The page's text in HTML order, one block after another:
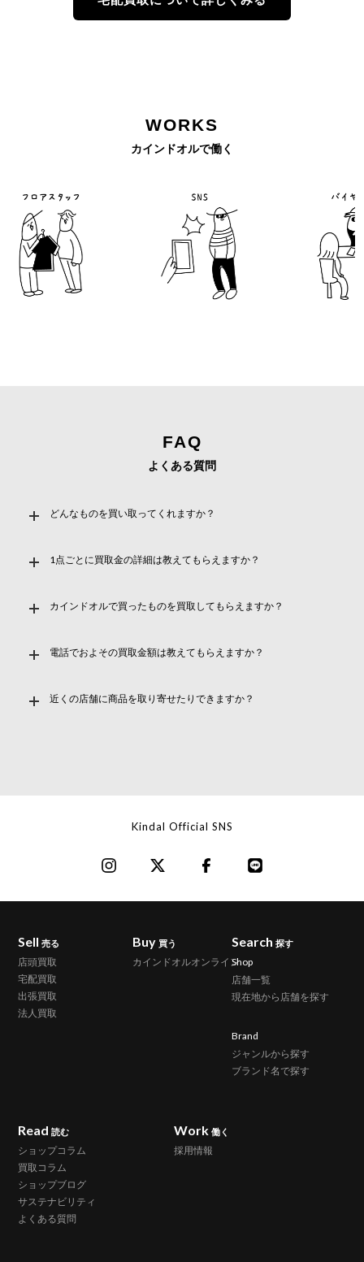
WORKS
カインドオルで働く
フロアスタッフ バイヤ
FAQ
よくある質問
どんなものを買い取ってくれますか？
1点ごとに買取金の詳細は教えてもらえますか？
カインドオルで買ったものを買取してもらえますか？
電話でおよその買取金額は教えてもらえますか？
近くの店舗に商品を取り寄せたりできますか？
Kindal Official SNS
Sell売る
店頭買取
宅配買取
出張買取
法人買取
Buy 買う
カインドオルオンライン
Search 探す
Shop
店舗一覧
現在地から店舗を探す
Brand
ジャンルから探す
ブランド名で探す
Read読む
ショップコラム
買取コラム
ショップブログ
サステナビリティ
よくある質問
Work 働く
採用情報